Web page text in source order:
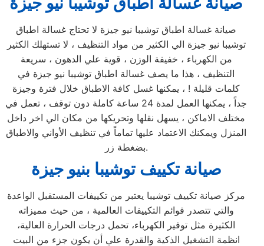
صيانة غسالة اطباق توشيبا نيو جيزة لا تحتاج غسالة اطباق
توشيبا نيو جيزة الي الكثير من مواد التنظيف ، لا تستهلك الكثير
من الكهرباء ، خفيفة الوزن ، قوية علي الدهون ، سريعة
التنظيف ، هذا ما يصف غسالة اطباق توشيبا نيو جيزة في
كلمات قليلة ! ، يمكنها غسل كافة الاطباق خلال فترة وجيزة
جداً ، يمكنها العمل لمدة 24 ساعة كاملة دون توقف ، تعمل في
مختلف الاماكن ، يسهل نقلها وتحريكها من مكان الي اخر داخل
المنزل ويمكنك الاعتماد عليها تماماً في تنظيف الأواني والاطباق
بضغطة زر.
صيانة تكييف توشيبا بنيو جيزة
مركز صيانة تكييف توشيبا يعتبر من تكييفات المستقبل الواعدة
والتي تتصدر قوائم التكييفات العالمية ، من حيث مميزاته
الكثيرة مثل توفير الكهرباء، تحمل درجات الحرارة العالية،
انظمة التشغيل الذكية والقدرة علي أن يكون جزء من البيت